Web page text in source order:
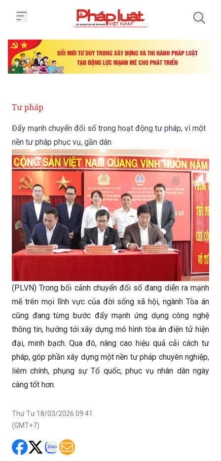
Tư pháp
Đẩy mạnh chuyển đổi số trong hoạt động tư pháp, vì một
nền tư pháp phục vụ, gần dân
(PLVN) Trong bối cảnh chuyển đổi số đang diễn ra mạnh
mẽ trên mọi lĩnh vực của đời sống xã hội, ngành Tòa án
cũng đang từng bước đẩy mạnh ứng dụng công nghệ
thông tin, hướng tới xây dựng mô hình tòa án điện tử hiện
đại, minh bạch. Qua đó, nâng cao hiệu quả cải cách tư
pháp, góp phần xây dựng một nền tư pháp chuyên nghiệp,
liêm chính, phụng sự Tổ quốc, phục vụ nhân dân ngày
càng tốt hơn.
Thứ Tư 18/03/2026 09:41
(GMT+7)